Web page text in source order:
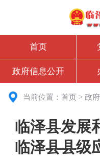
首页
政府信息公开
当前位置：首页 >政
临泽县发展
临泽县县级